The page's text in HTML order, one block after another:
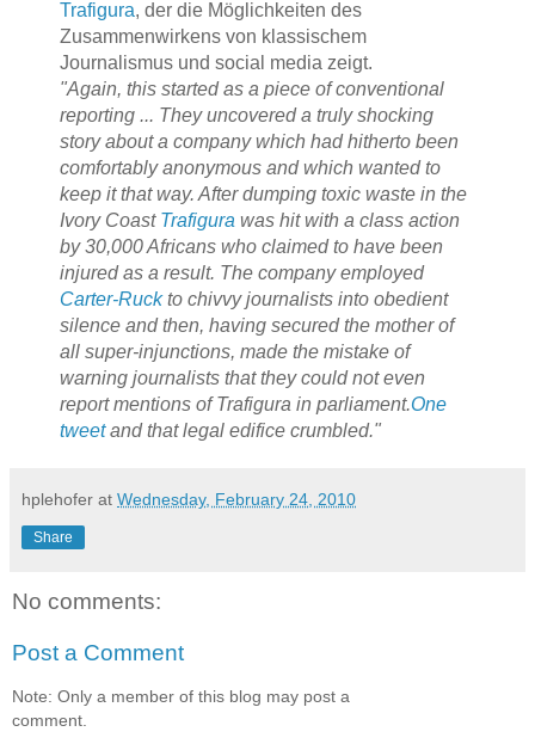
Trafigura, der die Möglichkeiten des
Zusammenwirkens von klassischem
Journalismus und social media zeigt.
"Again, this started as a piece of conventional
reporting ... They uncovered a truly shocking
story about a company which had hitherto been
comfortably anonymous and which wanted to
keep it that way. After dumping toxic waste in the
Ivory Coast Trafigura was hit with a class action
by 30,000 Africans who claimed to have been
injured as a result. The company employed
Carter-Ruckto chivvy journalists into obedient
silence and then, having secured the mother of
all super-injunctions, made the mistake of
warning journalists that they could not even
report mentions of Trafigura in parliament.One
tweetand that legal edifice crumbled."
hplehofer at Wednesday, February 24, 2010
Share
No comments:
Post a Comment
Note: Only a member of this blog may post a
comment.